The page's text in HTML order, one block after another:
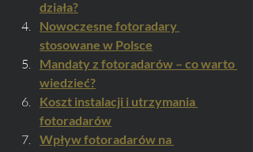
działa?
Nowoczesne fotoradary
stosowane w Polsce
Mandaty z fotoradarów – co warto
wiedzieć?
Koszt instalacji i utrzymania
fotoradarów
Wpływ fotoradarów na